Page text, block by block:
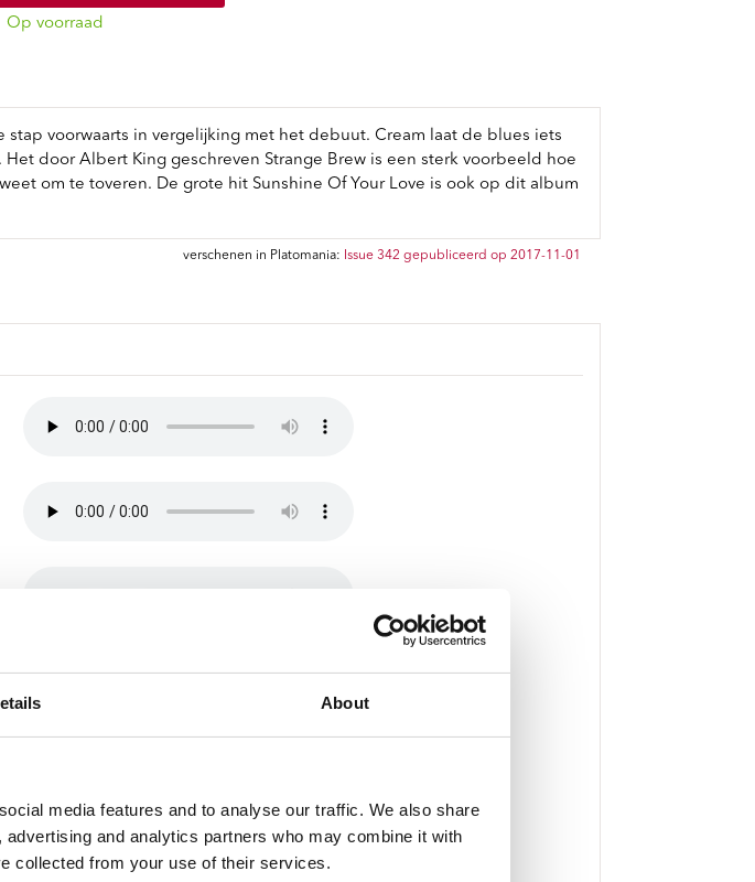
About
media features and to analyse our traffic. We also share
and analytics partners who may combine it with
collected from your use of their services.
Op voorraad
voorwaarts in vergelijking met het debuut. Cream laat de blues iets
door Albert King geschreven Strange Brew is een sterk voorbeeld hoe
om te toveren. De grote hit Sunshine Of Your Love is ook op dit album
verschenen in Platomania: Issue 342 gepubliceerd op 2017-11-01